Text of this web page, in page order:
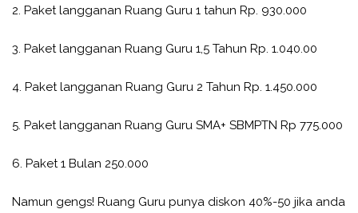
2. Paket langganan Ruang Guru 1 tahun Rp. 930.000
3. Paket langganan Ruang Guru 1,5 Tahun Rp. 1.040.00
4. Paket langganan Ruang Guru 2 Tahun Rp. 1.450.000
5. Paket langganan Ruang Guru SMA+ SBMPTN Rp 775.000
6. Paket 1 Bulan 250.000
Namun gengs! Ruang Guru punya diskon 40%-50 jika anda